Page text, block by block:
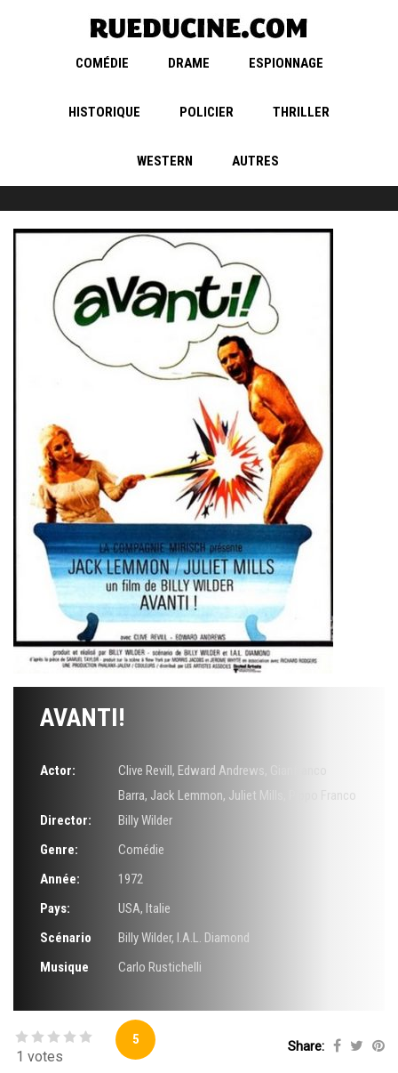
COMÉDIE DRAME ESPIONNAGE
HISTORIQUE POLICIER THRILLER
WESTERN AUTRES
AVANTI!
Actor: Clive Revill, Edward Andrews
Barra, Jack Lemmon, Juliet Mills
Pippo Franco
Director:
Billy Wilder
Genre:
Comédie
Année:
1972
Pays:
USA, Italie
Scénario
Billy Wilder, I.A.L. Diamond
Musique
Carlo Rustichelli
1 votes
5 Share: